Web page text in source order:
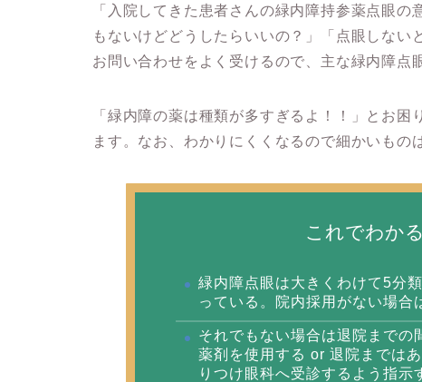
「入院してきた患者さんの緑内障持参薬点眼
もないけどどうしたらいいの？」「点眼しな
お問い合わせをよく受けるので、主な緑内障点
「緑内障の薬は種類が多すぎるよ！！」とお
ます。なお、わかりにくくなるので細かいもの
これでわか
緑内障点眼は大きくわけて5分
っている。院内採用がない場合
それでもない場合は退院までの
薬剤を使用する or 退院までは
りつけ眼科へ受診するよう指示